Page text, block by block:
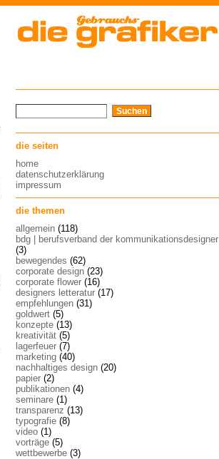
die seiten
home
datenschutzerklärung
impressum
die themen
allgemein (118)
bdg | berufsverband der kommunikationsdesigner
(3)
bewegendes (62)
corporate design (23)
corporate flower (16)
designers letteratur (17)
empfehlungen (31)
goldwert (5)
konzepte (13)
kreativität (5)
lagerfeuer (7)
marketing (40)
nachhaltiges design (20)
papier (2)
publikationen (4)
seminare (1)
transparenz (13)
typografie (8)
video (1)
vorträge (5)
wettbewerbe (3)